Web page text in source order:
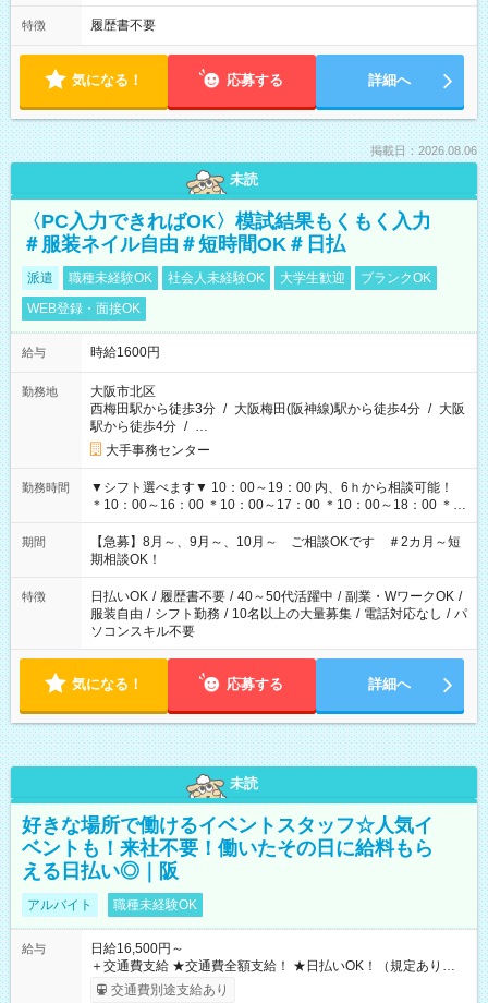
特徴 履歴書不要
気になる！ 応募する 詳細へ
掲載日：2026.08.06
未読
〈PC入力できればOK〉模試結果もくもく入力
＃服装ネイル自由＃短時間OK＃日払
派遣 職種未経験OK 社会人未経験OK 大学生歓迎
ブランクOK
WEB登録・面接OK
給与 時給1600円
勤務地
大阪市北区
西梅田駅から徒歩3分 / 大阪梅田(阪神線)駅から徒歩4分 / 大阪
駅から徒歩4分 / …
大手事務センター
勤務時間
▼シフト選べます▼ 10：00～19：00 内、6ｈから相談可能！
＊10：00～16：00 ＊10：00～17：00 ＊10：00～18：00 ＊
11：00～19：00 ＊12：00～19：00 ＊13：00～19：00
期間
【急募】8月～、9月～、10月～ ご相談OKです ＃2カ月～短
期相談OK！
特徴 日払いOK / 履歴書不要 / 40～50代活躍中 / 副業・WワークOK /
服装自由 / シフト勤務 / 10名以上の大量募集 / 電話対応なし / パ
ソコンスキル不要
気になる！ 応募する 詳細へ
未読
好きな場所で働けるイベントスタッフ☆人気イ
ベントも！来社不要！働いたその日に給料もら
える日払い◎｜阪
アルバイト 職種未経験OK
給与
日給16,500円～
＋交通費支給 ★交通費全額支給！ ★日払いOK！（規定あり） ┗
働いたその日に現金GET♪ お仕事後はコンビニATMから 日払
交通費別途支給あり